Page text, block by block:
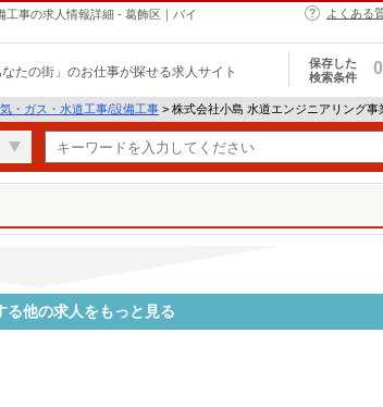
事の求人情報詳細 - 葛飾区｜バイ
よくある
なたの街」のお仕事が探せる求人サイト
保存した
検索条件
0
・ガス・水道工事/設備工事 > 株式会社小島 水道エンジニアリング
る他の求人をもっと見る